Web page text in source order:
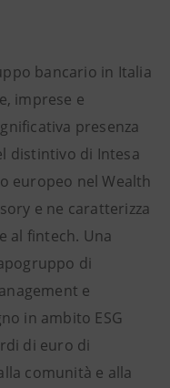
bancario in Italia
imprese e
presenza
distintivo di Intesa
europeo nel Wealth
e ne caratterizza
al fintech. Una
di
e
in ambito ESG
di euro di
comunità e alla